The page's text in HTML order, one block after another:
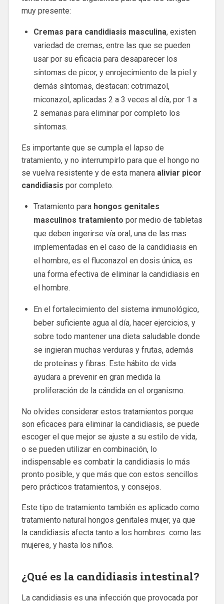
muy presente:
Cremas para candidiasis masculina, existen
variedad de cremas, entre las que se pueden
usar por su eficacia para desaparecer los
síntomas de picor, y enrojecimiento de la piel y
demás síntomas, destacan: cotrimazol,
miconazol, aplicadas 2 a 3 veces al día, por 1 a
2 semanas para eliminar por completo los
síntomas.
Es importante que se cumpla el lapso de
tratamiento, y no interrumpirlo para que el hongo no
se vuelva resistente y de esta manera aliviar picor
candidiasis por completo.
Tratamiento para hongos genitales
masculinos tratamiento por medio de tabletas
que deben ingerirse vía oral, una de las mas
implementadas en el caso de la candidiasis en
el hombre, es el fluconazol en dosis única, es
una forma efectiva de eliminar la candidiasis en
el hombre.
En el fortalecimiento del sistema inmunológico,
beber suficiente agua al día, hacer ejercicios, y
sobre todo mantener una dieta saludable donde
se ingieran muchas verduras y frutas, además
de proteínas y fibras. Este hábito de vida
ayudara a prevenir en gran medida la
proliferación de la cándida en el organismo.
No olvides considerar estos tratamientos porque
son eficaces para eliminar la candidiasis, se puede
escoger el que mejor se ajuste a su estilo de vida,
o se pueden utilizar en combinación, lo
indispensable es combatir la candidiasis lo más
pronto posible, y que más que con estos sencillos
pero prácticos tratamientos, y consejos.
Este tipo de tratamiento también es aplicado como
tratamiento natural hongos genitales mujer, ya que
la candidiasis afecta tanto a los hombres como las
mujeres, y hasta los niños.
¿Qué es la candidiasis intestinal?
La candidiasis es una infección que provocada por